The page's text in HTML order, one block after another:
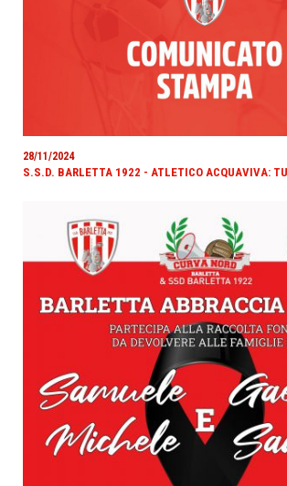
28/11/2024
S.S.D. BARLETTA 1922 - ATLETICO ACQUAVIVA: